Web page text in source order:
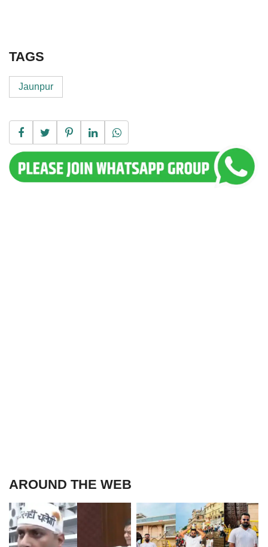
TAGS
Jaunpur
AROUND THE WEB